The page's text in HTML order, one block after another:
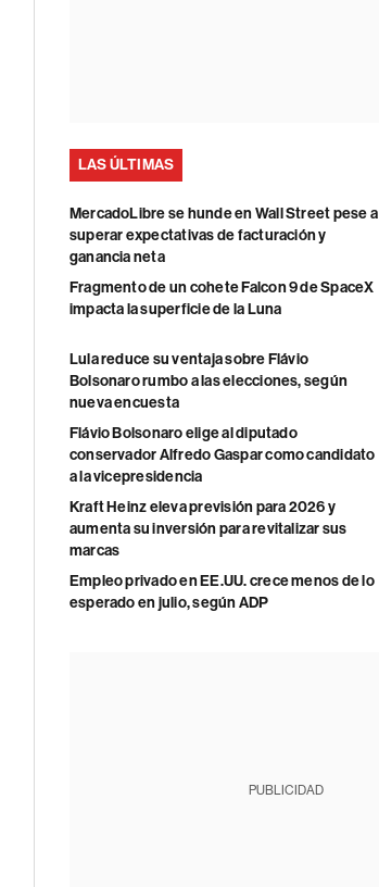
LAS ÚLTIMAS
MercadoLibre se hunde en Wall Street pese a
superar expectativas de facturación y
ganancia neta
Fragmento de un cohete Falcon 9 de SpaceX
impacta la superficie de la Luna
Lula reduce su ventaja sobre Flávio
Bolsonaro rumbo a las elecciones, según
nueva encuesta
Flávio Bolsonaro elige al diputado
conservador Alfredo Gaspar como candidato
a la vicepresidencia
Kraft Heinz eleva previsión para 2026 y
aumenta su inversión para revitalizar sus
marcas
Empleo privado en EE.UU. crece menos de lo
esperado en julio, según ADP
PUBLICIDAD